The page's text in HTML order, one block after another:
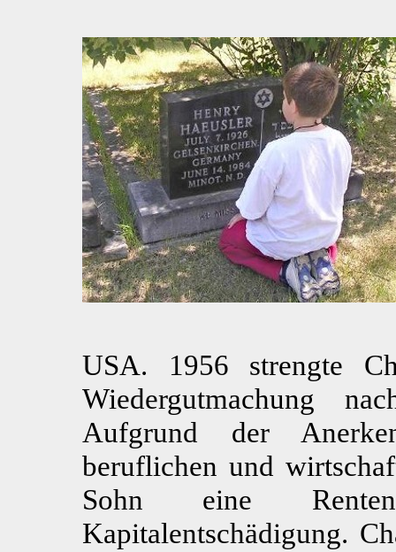
USA. 1956 strengte
Wiedergutmachung
Aufgrund der
beruflichen und
Sohn eine
Kapitalentschädigung.